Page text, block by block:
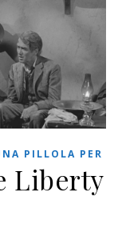
PILLOLA PER
Liberty